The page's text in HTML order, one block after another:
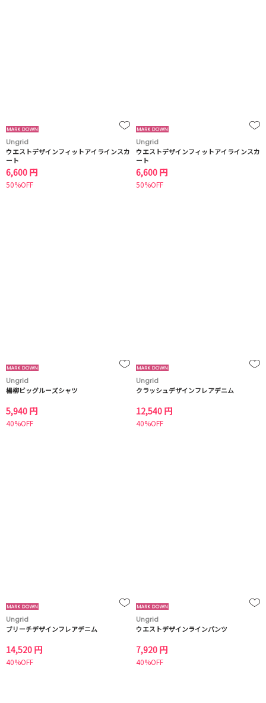
Ungrid
ウエストデザインフィットアイラインスカ
ート
6,600 円
50%OFF
Ungrid
ウエストデザインフィットアイラインスカ
ート
6,600 円
50%OFF
Ungrid
楊柳ビッグルーズシャツ
5,940 円
40%OFF
Ungrid
クラッシュデザインフレアデニム
12,540 円
40%OFF
Ungrid
ブリーチデザインフレアデニム
14,520 円
40%OFF
Ungrid
ウエストデザインラインパンツ
7,920 円
40%OFF